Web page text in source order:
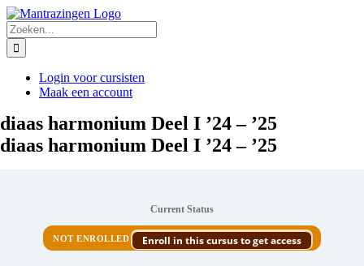
Ga
naar
inhoud
Zoeken
naar:
Login voor cursisten
Maak een account
harmonium Deel I ’24 – ’25
harmonium Deel I ’24 – ’25
Current Status
NOT ENROLLED Enroll in this cursus to get access